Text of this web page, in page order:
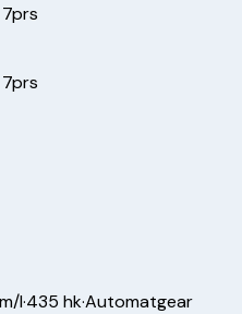
l·435 hk·Automatgear